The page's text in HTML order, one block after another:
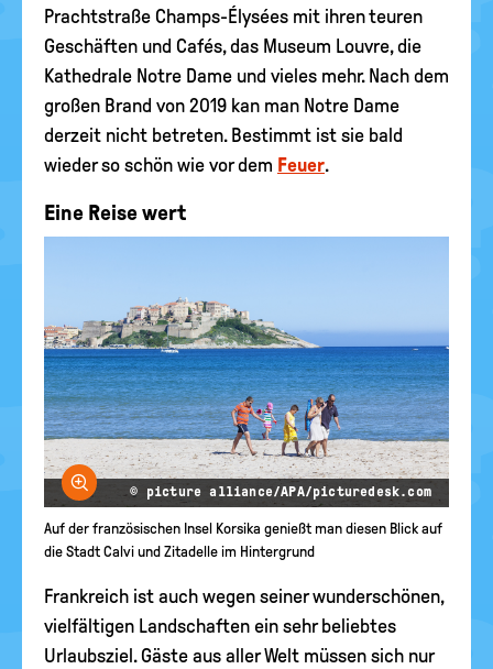
Prachtstraße Champs-Élysées mit ihren teuren
Geschäften und Cafés, das Museum Louvre, die
Kathedrale Notre Dame und vieles mehr. Nach dem
großen Brand von 2019 kan man Notre Dame
derzeit nicht betreten. Bestimmt ist sie bald
wieder so schön wie vor dem Feuer.
Eine Reise wert
Bild vergrößern
© picture alliance/APA/picturedesk.com
Auf der französischen Insel Korsika genießt man diesen Blick auf
die Stadt Calvi und Zitadelle im Hintergrund
Frankreich ist auch wegen seiner wunderschönen,
vielfältigen Landschaften ein sehr beliebtes
Urlaubsziel. Gäste aus aller Welt müssen sich nur